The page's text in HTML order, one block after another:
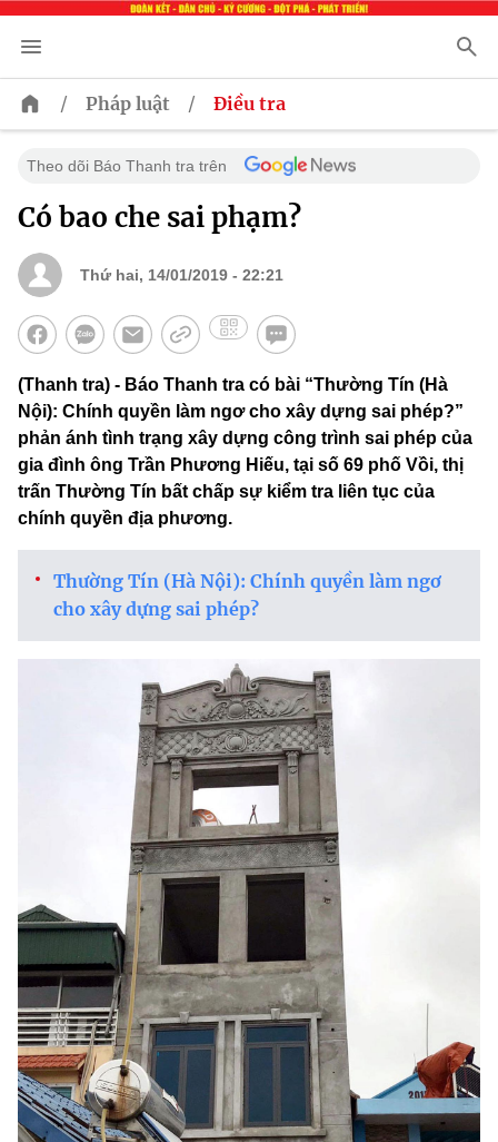
/ Pháp luật / Điều tra
Theo dõi Báo Thanh tra trên
Có bao che sai phạm?
Thứ hai, 14/01/2019 - 22:21
(Thanh tra) - Báo Thanh tra có bài “Thường Tín (Hà
Nội): Chính quyền làm ngơ cho xây dựng sai phép?”
phản ánh tình trạng xây dựng công trình sai phép của
gia đình ông Trần Phương Hiếu, tại số 69 phố Vồi, thị
trấn Thường Tín bất chấp sự kiểm tra liên tục của
chính quyền địa phương.
Thường Tín (Hà Nội): Chính quyền làm ngơ
cho xây dựng sai phép?